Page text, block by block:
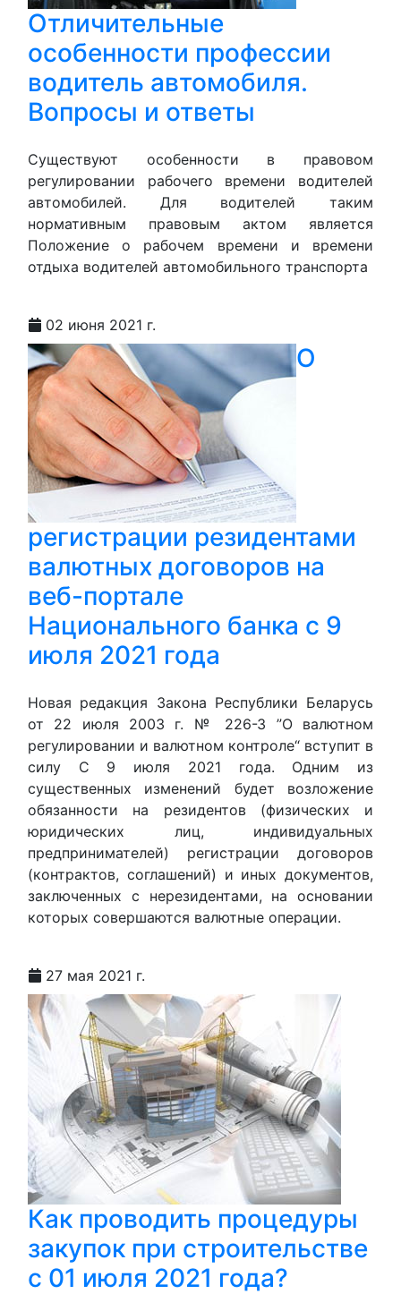
Отличительные
особенности профессии
водитель автомобиля.
Вопросы и ответы
Существуют особенности в правовом
регулировании рабочего времени водителей
автомобилей. Для водителей таким
нормативным правовым актом является
Положение о рабочем времени и времени
отдыха водителей автомобильного транспорта
02 июня 2021 г.
О
регистрации резидентами
валютных договоров на
веб-портале
Национального банка с 9
июля 2021 года
Новая редакция Закона Республики Беларусь
от 22 июля 2003 г. № 226-З ”О валютном
регулировании и валютном контроле“ вступит в
силу С 9 июля 2021 года. Одним из
существенных изменений будет возложение
обязанности на резидентов (физических и
юридических лиц, индивидуальных
предпринимателей) регистрации договоров
(контрактов, соглашений) и иных документов,
заключенных с нерезидентами, на основании
которых совершаются валютные операции.
27 мая 2021 г.
Как проводить процедуры
закупок при строительстве
с 01 июля 2021 года?